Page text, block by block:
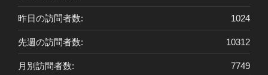
1024
昨日の訪問者数:
10312
先週の訪問者数:
7749
月別訪問者数: